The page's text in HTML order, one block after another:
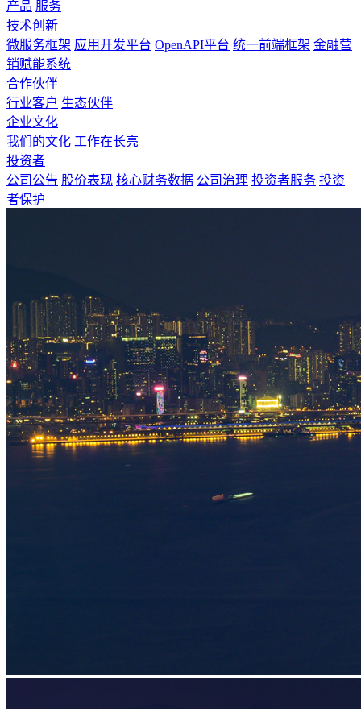
产品 服务
技术创新
微服务框架 应用开发平台 OpenAPI平台 统一前端框架 金融营
销赋能系统
合作伙伴
行业客户 生态伙伴
企业文化
我们的文化 工作在长亮
投资者
公司公告 股价表现 核心财务数据 公司治理 投资者服务 投资
者保护